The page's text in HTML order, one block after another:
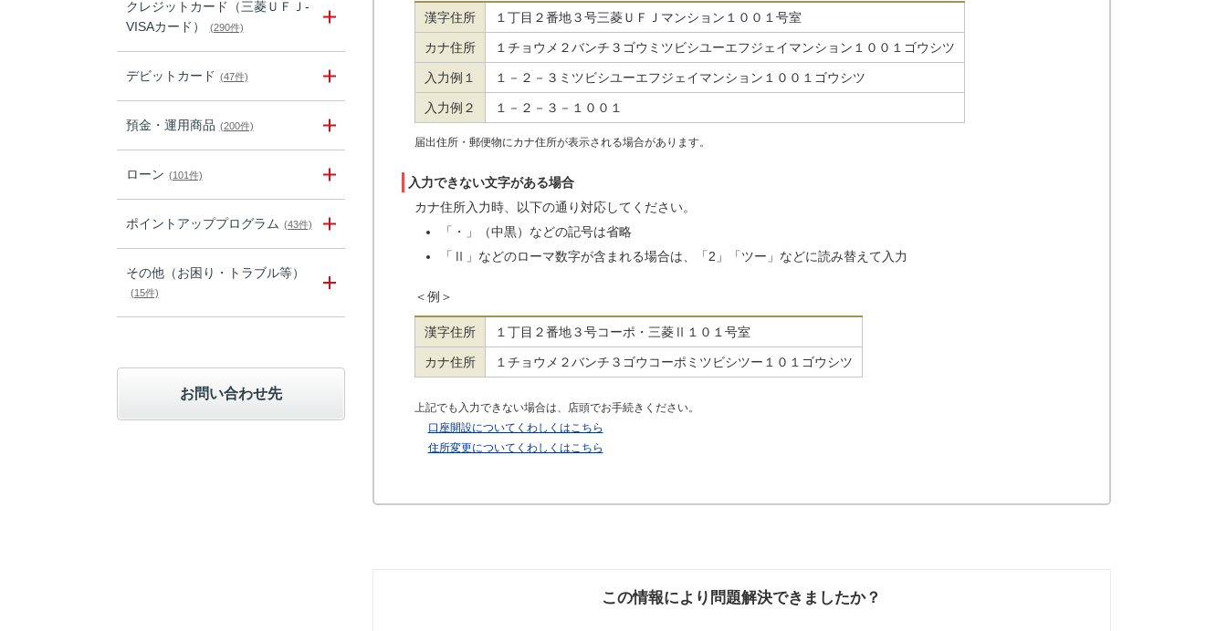
クレジットカード（三菱ＵＦＪ-
VISAカード）
(290件)
デビットカード (47件)
預金・運用商品 (200件)
ローン (101件)
ポイントアッププログラム (43件)
その他（お困り・トラブル等）
(15件)
お問い合わせ先
漢字住所 １丁目２番地３号三菱ＵＦＪマンション１００１号室
カナ住所 １チョウメ２バンチ３ゴウミツビシユーエフジェイマンション１００１ゴウシツ
入力例１ １－２－３ミツビシユーエフジェイマンション１００１ゴウシツ
入力例２ １－２－３－１００１
届出住所・郵便物にカナ住所が表示される場合があります。
入力できない文字がある場合
カナ住所入力時、以下の通り対応してください。
「・」（中黒）などの記号は省略
「Ⅱ」などのローマ数字が含まれる場合は、「2」「ツー」などに読み替えて入力
＜例＞
漢字住所 １丁目２番地３号コーポ・三菱Ⅱ１０１号室
カナ住所 １チョウメ２バンチ３ゴウコーポミツビシツー１０１ゴウシツ
上記でも入力できない場合は、店頭でお手続きください。
口座開設についてくわしくはこちら
住所変更についてくわしくはこちら
この情報により問題解決できましたか？